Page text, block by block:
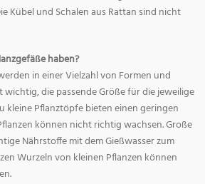
Kübel und Schalen aus Rattan sind nicht
haben?
in einer Vielzahl von Formen und
wichtig, die passende Größe für die jeweilige
kleine Pflanztöpfe bieten einen geringen
können nicht richtig wachsen. Große
Nährstoffe mit dem Gießwasser zum
Wurzeln von kleinen Pflanzen können